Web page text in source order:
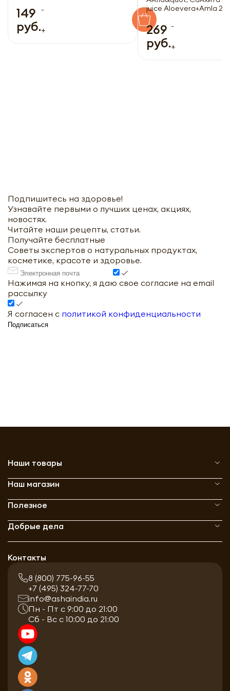
149
руб.
-
+
juice Aloevera+Amla
269
руб.
-
+
Подпишитесь на здоровье!
Узнавайте первыми о лучших ценах, акциях,
новостях.
Читайте наши рецепты, статьи.
Получайте бесплатные
Советы экспертов о натуральных продуктах,
косметике, красоте и здоровье.
Нажимая на кнопку, я даю свое согласие на email
рассылку
Я согласен с политикой конфиденциальности
Подписаться
Наши товары
Наш магазин
Полезное
Добрые дела
Контакты
8 (800) 775-96-55
+7 (495) 324-77-70
info@ashaindia.ru
Пн - Пт с 9:00 до 21:00
Сб - Вс с 10:00 до 21:00